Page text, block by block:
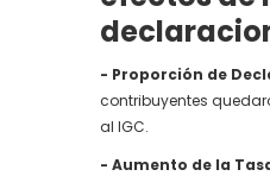
- Proporción de
contribuyentes
al IGC.
- Aumento de la